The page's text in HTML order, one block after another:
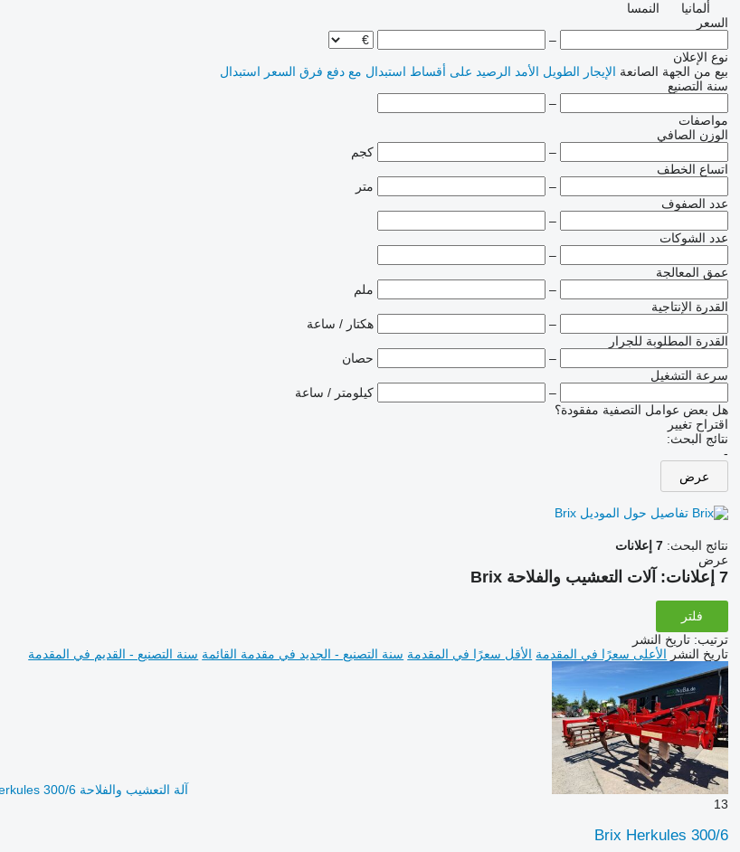
ألمانيا
النمسا
السعر
–
نوع الإعلان
بيع من الجهة الصانعة الإيجار الطويل الأمد الرصيد على أقساط استبدال مع دفع فرق السعر استبدال
سنة التصنيع
–
مواصفات
الوزن الصافي
–
كجم
اتساع الخطف
–
متر
عدد الصفوف
–
عدد الشوكات
–
عمق المعالجة
–
ملم
القدرة الإنتاجية
–
هكتار / ساعة
القدرة المطلوبة للجرار
–
حصان
سرعة التشغيل
–
كيلومتر / ساعة
هل بعض عوامل التصفية مفقودة؟
اقتراح تغيير
نتائج البحث:
-
عرض
تفاصيل حول الموديل Brix
نتائج البحث: 7 إعلانات
عرض
7 إعلانات: آلات التعشيب والفلاحة Brix
فلتر
ترتيب: تاريخ النشر
تاريخ النشر الأعلى سعرًا في المقدمة الأقل سعرًا في المقدمة سنة التصنيع - الجديد في مقدمة القائمة سنة التصنيع - القديم في المقدمة
آلة التعشيب والفلاحة Brix Herkules 300/6
13
Brix Herkules 300/6